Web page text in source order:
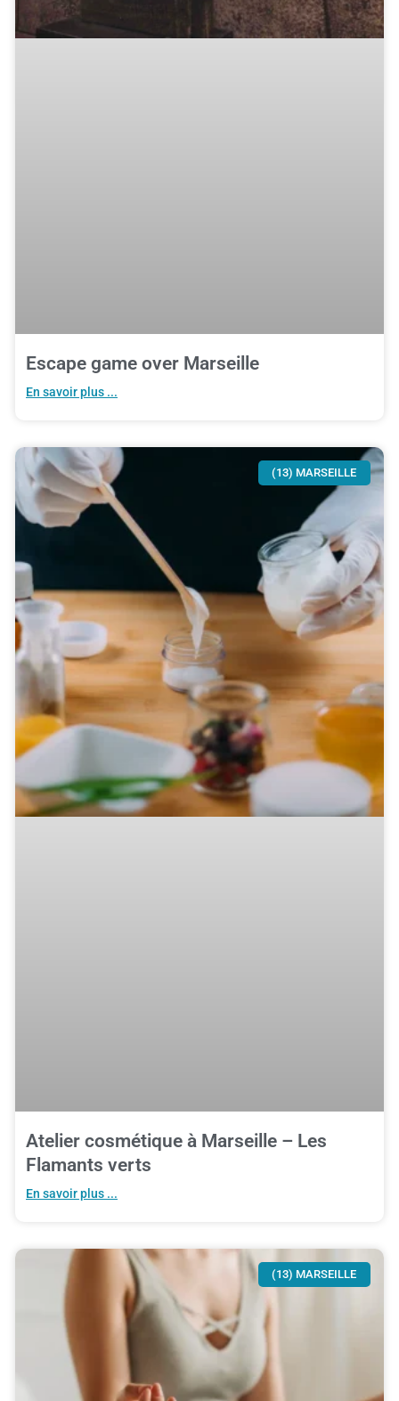
Escape game over Marseille
En savoir plus ...
(13) MARSEILLE
Atelier cosmétique à Marseille – Les
Flamants verts
En savoir plus ...
(13) MARSEILLE